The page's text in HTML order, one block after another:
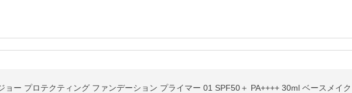
ョー プロテクティング ファンデーション プライマー 01 SPF50＋ PA++++ 30ml ベースメイ